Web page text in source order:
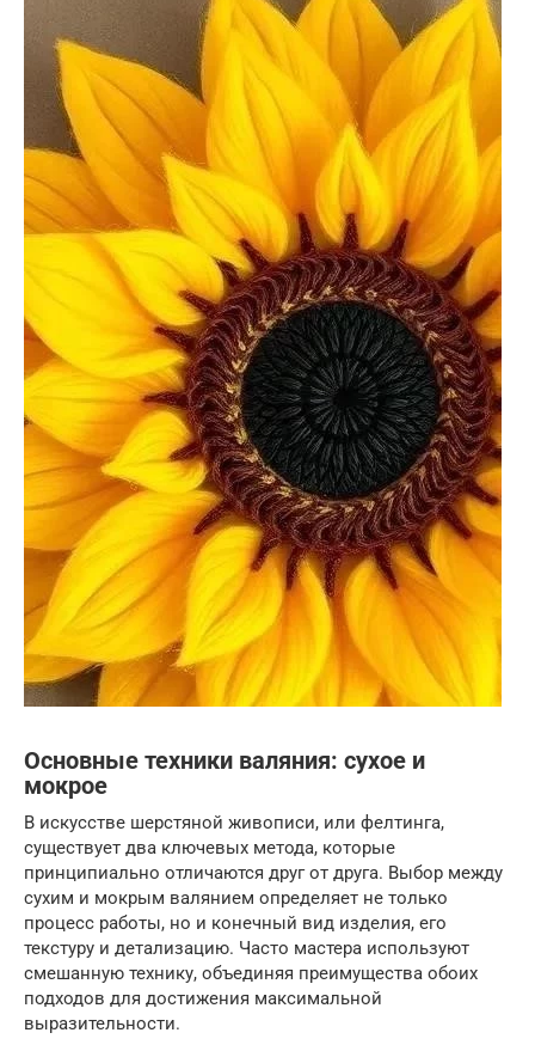
Основные техники валяния: сухое и
мокрое
В искусстве шерстяной живописи, или фелтинга,
существует два ключевых метода, которые
принципиально отличаются друг от друга. Выбор между
сухим и мокрым валянием определяет не только
процесс работы, но и конечный вид изделия, его
текстуру и детализацию. Часто мастера используют
смешанную технику, объединяя преимущества обоих
подходов для достижения максимальной
выразительности.